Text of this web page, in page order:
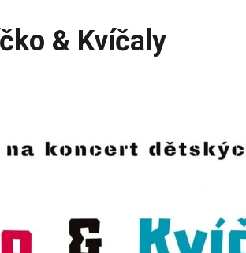
& Kvíčaly